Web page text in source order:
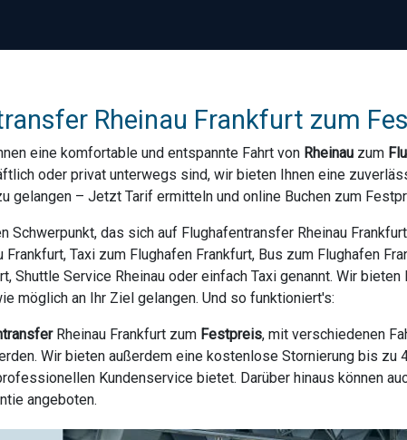
Rheinau Frankfurt zum
eine komfortable und entspannte Fahrt von Rheinau zum
oder privat unterwegs sind, wir bieten Ihnen eine
gelangen – Jetzt Tarif ermitteln und online Buchen zum
das sich auf Flughafentransfer Rheinau
Taxi zum Flughafen Frankfurt, Bus zum Flughafen
Shuttle Service Rheinau oder einfach Taxi genannt. Wir
möglich an Ihr Ziel gelangen. Und so funktioniert's:
Rheinau Frankfurt zum Festpreis, mit verschiedenen
Wir bieten außerdem eine kostenlose Stornierung bis zu
Kundenservice bietet. Darüber hinaus können
angeboten.